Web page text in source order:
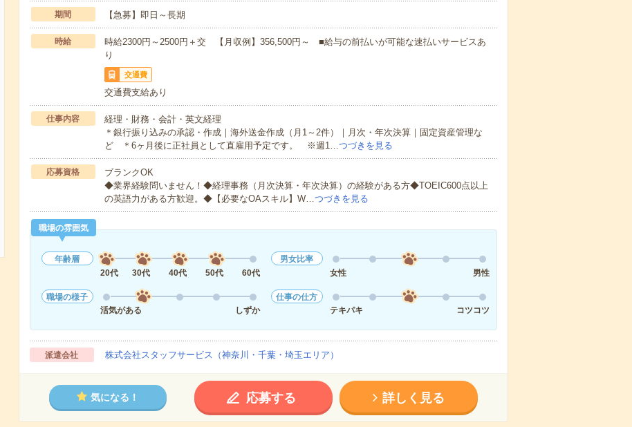
期間 【急募】即日～長期
時給
時給2300円～2500円＋交 【月収例】356,500円～ ■給与の前払いが可能な速払いサービスあ
り
交通費
交通費支給あり
仕事内容
経理・財務・会計・英文経理
＊銀行振り込みの承認・作成｜海外送金作成（月1～2件）｜月次・年次決算｜固定資産管理な
ど ＊6ヶ月後に正社員として直雇用予定です。 ※週1…つづきを見る
応募資格
ブランクOK
◆業界経験問いません！◆経理事務（月次決算・年次決算）の経験がある方◆TOEIC600点以上
の英語力がある方歓迎。◆【必要なOAスキル】W…つづきを見る
職場の雰囲気
年齢層
20代
30代 40代 50代 60代
男女比率
女性
男性
職場の様子
活気がある
しずか
仕事の仕方
テキパキ
コツコツ
派遣会社 株式会社スタッフサービス（神奈川・千葉・埼玉エリア）
気になる！ 応募する 詳しく見る